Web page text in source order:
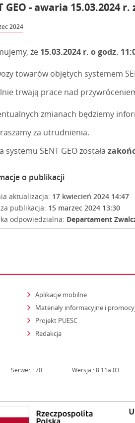
GEO - awaria 15.03.2024
2024
że 15.03.2024 r. o godz.
towarów objętych systemem
trwają prace nad
zmianach będziemy
za utrudnienia.
systemu SENT GEO została
o publikacji
aktualizacja: 17 kwiecień 2024 14:47
publikacja: 15 marzec 2024 13:30
odpowiedzialna: Departament
Aplikacje mobilne
Materiały informacyjne i
Projekt PUESC
Redakcja
Serwer : 70 Wersja : 8.11a.03